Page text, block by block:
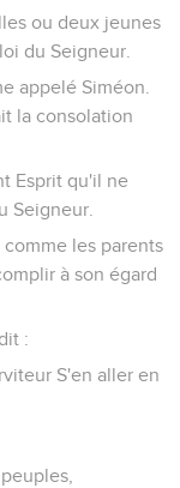
ou deux jeunes
du Seigneur.
appelé Siméon.
la consolation
Esprit qu'il ne
Seigneur.
les parents
à son égard
:
S'en aller en